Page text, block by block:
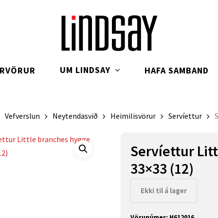
UM LINDSAY HAFA SAMBAND
Vefverslun Neytendasvið Heimilisvörur Servíettur
Servíettur
33×33 (12)
Ekki til á lager